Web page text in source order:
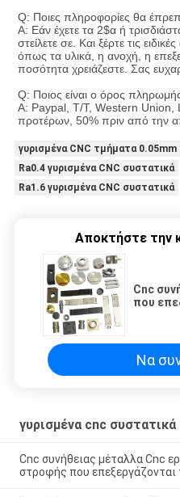
Q: Ποιες πληροφορίες θα
Α: Εάν έχετε τα 2$α ή
στείλετε σε. Και ξέρτε τις
όπως τα υλικά, η ανοχή, η
ποσότητα χρειάζεστε. Σας
Q: Ποιος είναι ο όρος
Α: Paypal, T/T, Western Union,
προτέρων, 50% πριν από την
γυρισμένα CNC τμήματα 0.05mm
Ra0.4 γυρισμένα CNC συστατικά
Ra1.6 γυρισμένα CNC συστατικά
Αποκτήστε την
Cnc
που
Να
γυρισμένα cnc συστατικά
Cnc συνήθειας μέταλλα Cnc
στροφής που